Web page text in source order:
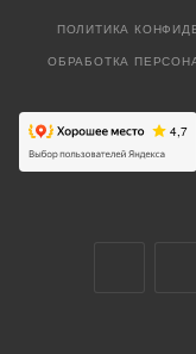
ПОЛИТИКА
ОБРАБОТКА